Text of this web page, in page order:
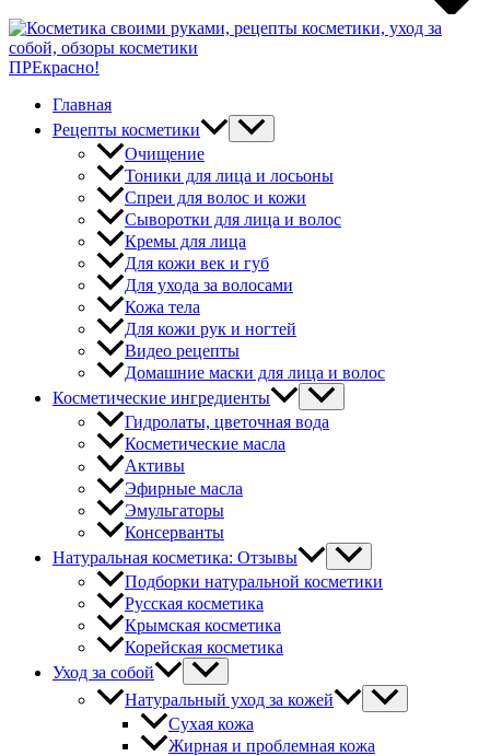
ПРЕкрасно!
Главная
Рецепты косметики
Очищение
Тоники для лица и лосьоны
Спреи для волос и кожи
Сыворотки для лица и волос
Кремы для лица
Для кожи век и губ
Для ухода за волосами
Кожа тела
Для кожи рук и ногтей
Видео рецепты
Домашние маски для лица и волос
Косметические ингредиенты
Гидролаты, цветочная вода
Косметические масла
Активы
Эфирные масла
Эмульгаторы
Консерванты
Натуральная косметика: Отзывы
Подборки натуральной косметики
Русская косметика
Крымская косметика
Корейская косметика
Уход за собой
Натуральный уход за кожей
Сухая кожа
Жирная и проблемная кожа